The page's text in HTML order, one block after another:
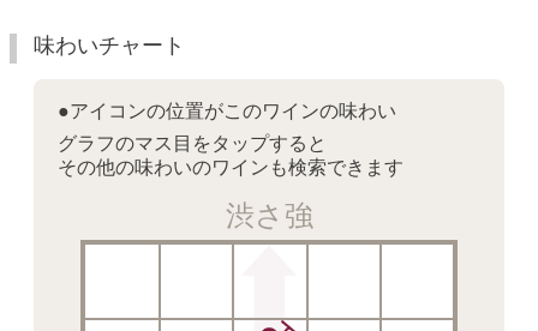
味わいチャート
●アイコンの位置がこのワインの味わい
グラフのマス目をタップすると
その他の味わいのワインも検索できます
渋さ強